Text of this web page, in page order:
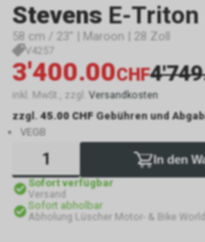
Stevens E-Triton
58 cm / 23" | Maroon | 28 Zoll
V4257
3'400.00CHF
inkl. MwSt., zzgl. Versandkosten
zzgl.45.00 CHF Gebühren und
VEGB
In den
Sofort verfügbar
Versand
Sofort abholbar
Abholung Lüscher Motor- & Bike World